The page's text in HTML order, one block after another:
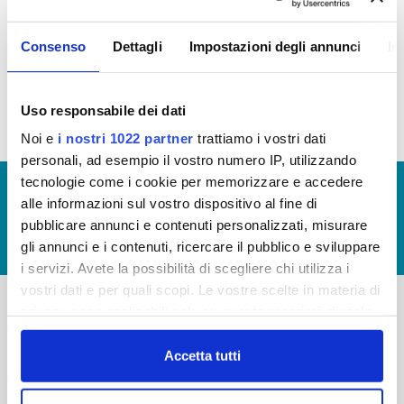
Consenso Dettagli Impostazioni degli annunci
Uso responsabile dei dati
Noi e i nostri 1022 partner trattiamo i vostri dati
personali, ad esempio il vostro numero IP, utilizzando
tecnologie come i cookie per memorizzare e accedere
alle informazioni sul vostro dispositivo al fine di
pubblicare annunci e contenuti personalizzati, misurare
gli annunci e i contenuti, ricercare il pubblico e sviluppare
i servizi. Avete la possibilità di scegliere chi utilizza i
vostri dati e per quali scopi. Le vostre scelte in materia di
in cui avete effettuato le vostre scelte. È possibile
modificare o revocare il proprio consenso in qualsiasi
momento dalla Dichiarazione sui cookie o facendo clic
Accetta tutti
IMMOBILIARE
© Copyright 2017 - 2026
GLOSSARIO
GIUDICA IL SERVIZIO
LAVORA CON NOI
Via Villamagna 90/c -
-